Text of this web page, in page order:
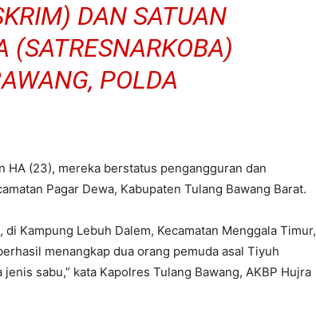
DAN SATUAN
(SATRESNARKOBA)
POLDA
HA (23), mereka berstatus pengangguran dan
Pagar Dewa, Kabupaten Tulang Bawang Barat.
Kampung Lebuh Dalem, Kecamatan Menggala Timur,
menangkap dua orang pemuda asal Tiyuh
sabu,” kata Kapolres Tulang Bawang, AKBP Hujra